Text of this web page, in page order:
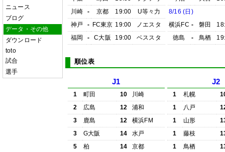
ニュース
ブログ
データ・その他
ダウンロード
toto
試合
選手
川崎
- 京都 19:00
U等々力
神戸
- FC東京 19:00
ノエスタ
福岡
- C大阪 19:00 ベススタ
8/16 (日)
横浜FC - 磐田
徳島
- 鳥栖
順位表
J1
1 町田 10
川崎
2
広島 12
浦和
3
鹿島 12
横浜FM
3
G大阪 14
水戸
5
柏 14
京都
J2
1 札幌
1
八戸
1
山形
1
藤枝
1
鳥栖